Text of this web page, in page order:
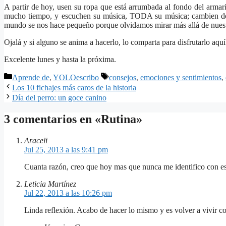
A partir de hoy, usen su ropa que está arrumbada al fondo del
mucho tiempo, y escuchen su música, TODA su música; cambien
mundo se nos hace pequeño porque olvidamos mirar más allá de
Ojalá y si alguno se anima a hacerlo, lo comparta para disfrutarlo
Excelente lunes y hasta la próxima.
Categorías
Aprende de, YOLOescribo Etiquetas
consejos, emociones y sentimientos,
Los 10 fichajes más caros de la historia
Día del perro: un goce canino
3 comentarios en «Rutina»
Araceli
Jul 25, 2013 a las 9:41 pm
Cuanta razón, creo que hoy mas que nunca me identifico con
Leticia Martínez
Jul 22, 2013 a las 10:26 pm
Linda reflexión. Acabo de hacer lo mismo y es volver a vivir